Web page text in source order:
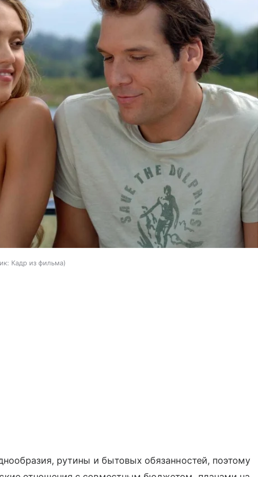
Кадр из фильма
рутины и бытовых обязанностей, поэтому